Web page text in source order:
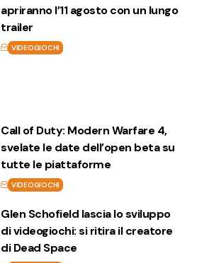
apriranno l’11 agosto con un lungo
trailer
VIDEOGIOCHI
Call of Duty: Modern Warfare 4,
svelate le date dell’open beta su
tutte le piattaforme
VIDEOGIOCHI
Glen Schofield lascia lo sviluppo
di videogiochi: si ritira il creatore
di Dead Space